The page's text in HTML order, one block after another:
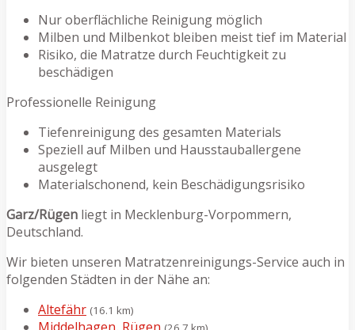
Nur oberflächliche Reinigung möglich
Milben und Milbenkot bleiben meist tief im Material
Risiko, die Matratze durch Feuchtigkeit zu
beschädigen
Professionelle Reinigung
Tiefenreinigung des gesamten Materials
Speziell auf Milben und Hausstauballergene
ausgelegt
Materialschonend, kein Beschädigungsrisiko
Garz/Rügen liegt in Mecklenburg-Vorpommern,
Deutschland.
Wir bieten unseren Matratzenreinigungs-Service auch in
folgenden Städten in der Nähe an:
Altefähr (16.1 km)